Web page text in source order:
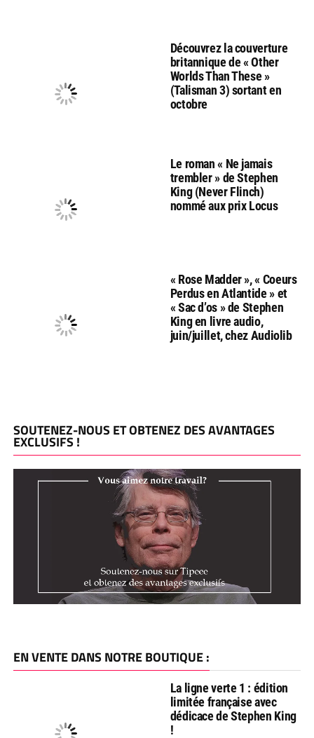
Découvrez la couverture
britannique de « Other
Worlds Than These »
(Talisman 3) sortant en
octobre
Le roman « Ne jamais
trembler » de Stephen
King (Never Flinch)
nommé aux prix Locus
« Rose Madder », « Coeurs
Perdus en Atlantide » et
« Sac d’os » de Stephen
King en livre audio,
juin/juillet, chez Audiolib
SOUTENEZ-NOUS ET OBTENEZ DES AVANTAGES
EXCLUSIFS !
EN VENTE DANS NOTRE BOUTIQUE :
La ligne verte 1 : édition
limitée française avec
dédicace de Stephen King
!